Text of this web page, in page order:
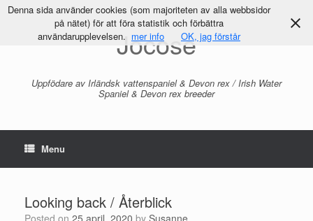
Jocose
Uppfödare av Irländsk vattenspaniel & Devon rex / Irish Water
Spaniel & Devon rex breeder
Menu
Looking back / Återblick
Posted on 25 april, 2020 by Susanne
Denna sida använder cookies (som majoriteten av alla webbsidor
på nätet) för att föra statistik och förbättra
användarupplevelsen. mer info OK, jag förstår